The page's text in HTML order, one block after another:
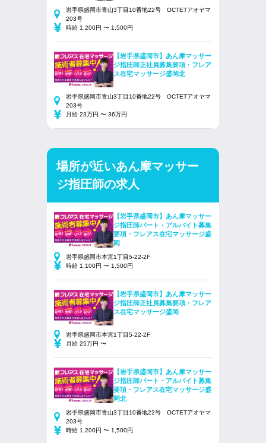
岩手県盛岡市青山3丁目10番地22号 OCTETアオヤマ
203号
時給 1,200円 〜 1,500円
【岩手県盛岡市】あん摩マッサー
ジ指圧師正社員募集要項・フレア
ス在宅マッサージ盛岡北
岩手県盛岡市青山3丁目10番地22号 OCTETアオヤマ
203号
月給 23万円 〜 36万円
場所が近いあん摩マッサー
ジ指圧師の求人
【岩手県盛岡市】あん摩マッサー
ジ指圧師パート・アルバイト募集
要項・フレアス在宅マッサージ盛
岡
岩手県盛岡市本宮1丁目5-22-2F
時給 1,100円 〜 1,500円
【岩手県盛岡市】あん摩マッサー
ジ指圧師正社員募集要項・フレア
ス在宅マッサージ盛岡
岩手県盛岡市本宮1丁目5-22-2F
月給 25万円 〜
【岩手県盛岡市】あん摩マッサー
ジ指圧師パート・アルバイト募集
要項・フレアス在宅マッサージ盛
岡北
岩手県盛岡市青山3丁目10番地22号 OCTETアオヤマ
203号
時給 1,200円 〜 1,500円